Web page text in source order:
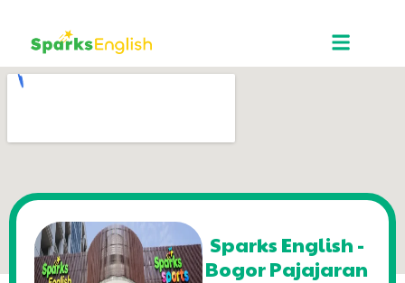
Sparks English -
Bogor Pajajaran